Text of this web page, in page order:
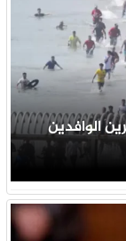
الوافدين